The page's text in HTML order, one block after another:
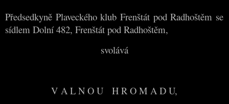
Předsedkyně Plaveckého klub Frenštát pod Radhoštěm se
sídlem Dolní 482, Frenštát pod Radhoštěm,
svolává
V A L N O U H R O M A D U,